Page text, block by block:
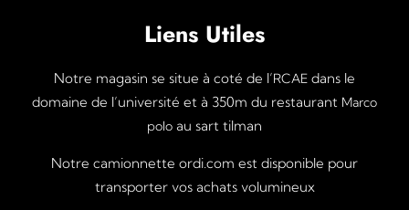
Liens Utiles
Notre magasin se situe à coté de l’RCAE dans le
domaine de l’université et à 350m du restaurant Marco
polo au sart tilman
Notre camionnette ordi.com est disponible pour
transporter vos achats volumineux